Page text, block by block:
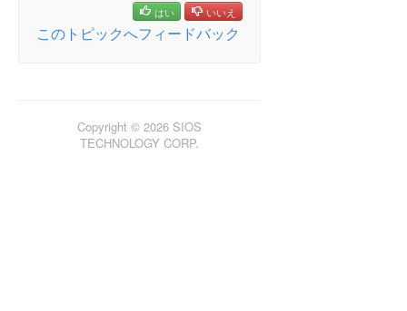
LifeKeeper Single Server Protection for Windows
はい いいえ
このトピックへフィードバック
Copyright © 2026 SIOS
TECHNOLOGY CORP.